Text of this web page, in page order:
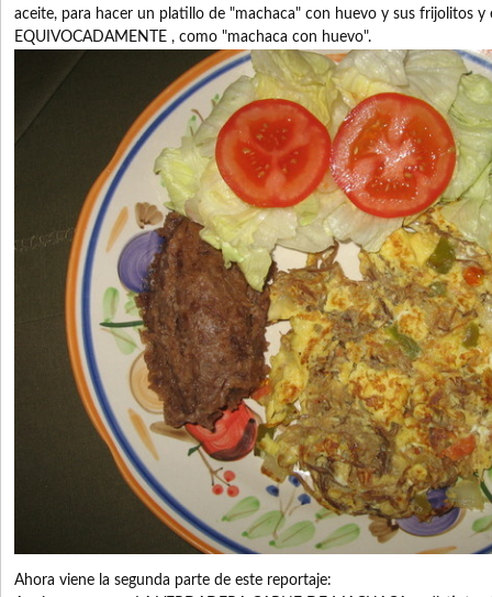
aceite, para hacer un platillo de "machaca" con huevo y sus frijolitos y
EQUIVOCADAMENTE , como "machaca con huevo".
Ahora viene la segunda parte de este reportaje: